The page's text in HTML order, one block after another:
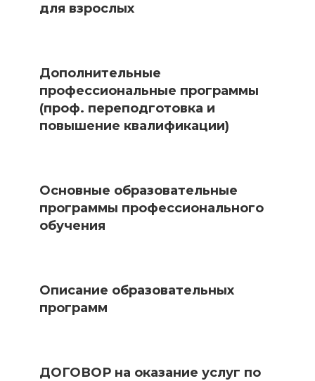
для взрослых
Дополнительные
профессиональные программы
(проф. переподготовка и
повышение квалификации)
Основные образовательные
программы профессионального
обучения
Описание образовательных
программ
ДОГОВОР на оказание услуг по